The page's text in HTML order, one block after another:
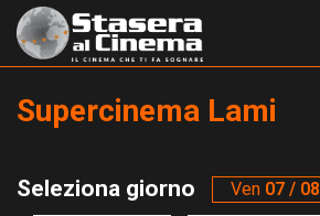
Supercinema Lami
Seleziona giorno Ven 07 / 08